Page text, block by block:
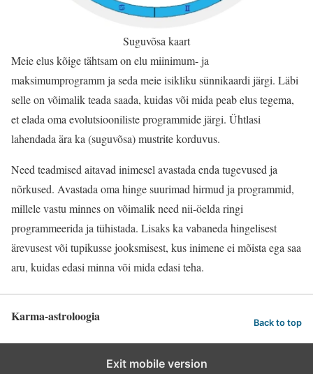
Suguvõsa kaart
Meie elus kõige tähtsam on elu miinimum- ja
maksimumprogramm ja seda meie isikliku sünnikaardi järgi. Läbi
selle on võimalik teada saada, kuidas või mida peab elus tegema,
et elada oma evolutsiooniliste programmide järgi. Ühtlasi
lahendada ära ka (suguvõsa) mustrite korduvus.
Need teadmised aitavad inimesel avastada enda tugevused ja
nõrkused. Avastada oma hinge suurimad hirmud ja programmid,
millele vastu minnes on võimalik need nii-öelda ringi
programmeerida ja tühistada. Lisaks ka vabaneda hingelisest
ärevusest või tupikusse jooksmisest, kus inimene ei mõista ega saa
aru, kuidas edasi minna või mida edasi teha.
Karma-astroloogia Back to top
Exit mobile version